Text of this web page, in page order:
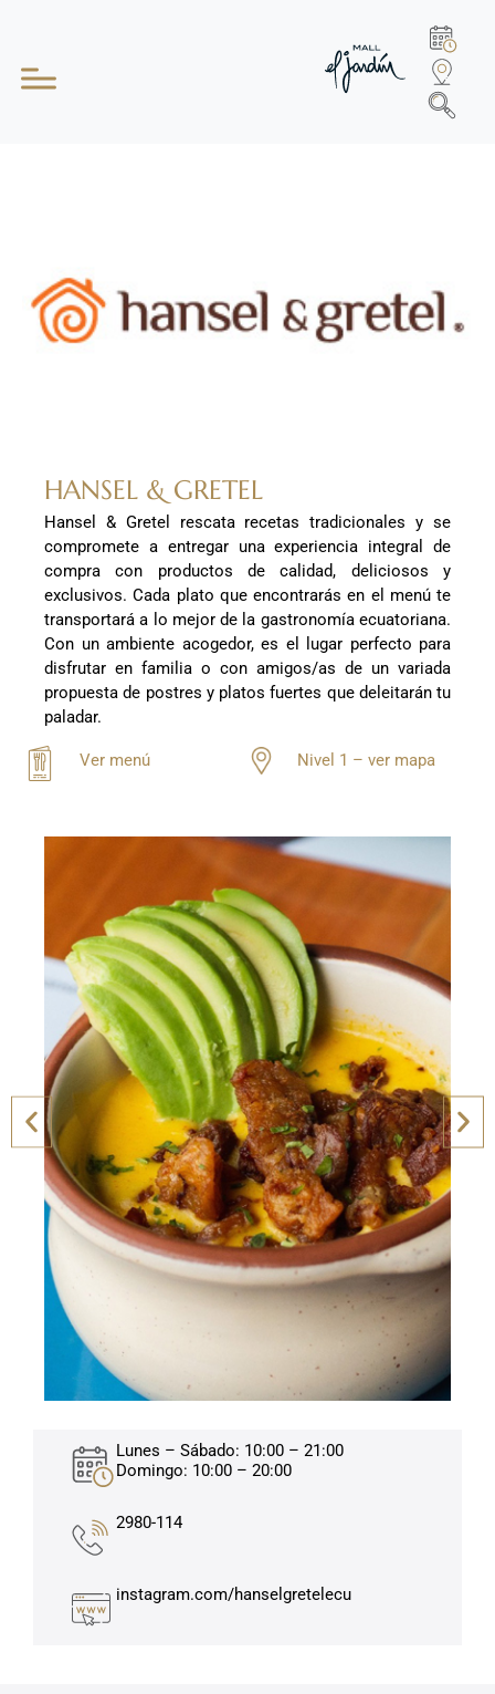
HANSEL & GRETEL
Hansel & Gretel rescata recetas tradicionales y se
compromete a entregar una experiencia integral de
compra con productos de calidad, deliciosos y
exclusivos. Cada plato que encontrarás en el menú te
transportará a lo mejor de la gastronomía ecuatoriana.
Con un ambiente acogedor, es el lugar perfecto para
disfrutar en familia o con amigos/as de un variada
propuesta de postres y platos fuertes que deleitarán tu
paladar.
Ver menú Nivel 1 – ver mapa
Lunes – Sábado: 10:00 – 21:00
Domingo: 10:00 – 20:00
2980-114
instagram.com/hanselgretelecu